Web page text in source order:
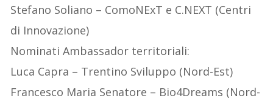
Stefano Soliano – ComoNExT e C.NEXT (Centri
di Innovazione)
Nominati Ambassador territoriali:
Luca Capra – Trentino Sviluppo (Nord-Est)
Francesco Maria Senatore – Bio4Dreams (Nord-